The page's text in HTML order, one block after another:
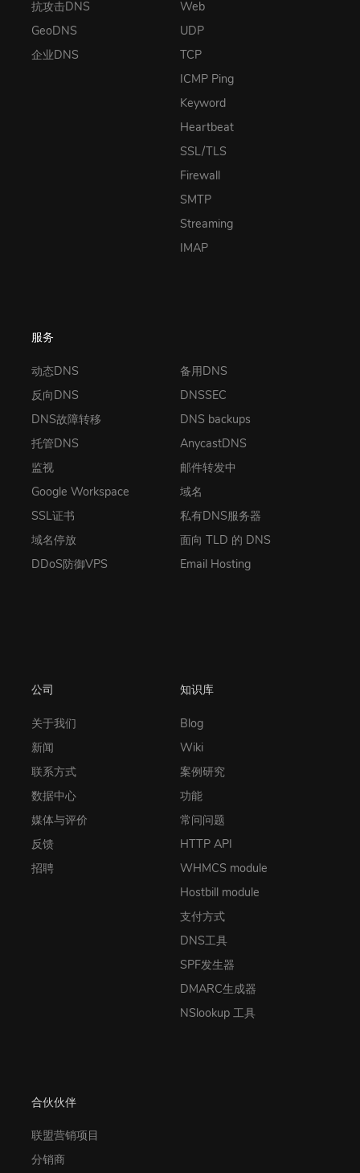
抗攻击DNS
GeoDNS
企业DNS
Web
UDP
TCP
ICMP Ping
Keyword
Heartbeat
SSL/TLS
Firewall
SMTP
Streaming
IMAP
服务
动态DNS
反向DNS
DNS故障转移
托管DNS
监视
Google Workspace
SSL证书
域名停放
DDoS防御VPS
备用DNS
DNSSEC
DNS backups
AnycastDNS
邮件转发中
域名
私有DNS服务器
面向 TLD 的 DNS
Email Hosting
公司
关于我们
新闻
联系方式
数据中心
媒体与评价
反馈
招聘
知识库
Blog
Wiki
案例研究
功能
常问问题
HTTP API
WHMCS module
Hostbill module
支付方式
DNS工具
SPF发生器
DMARC生成器
NSlookup 工具
合伙伙伴
联盟营销项目
分销商